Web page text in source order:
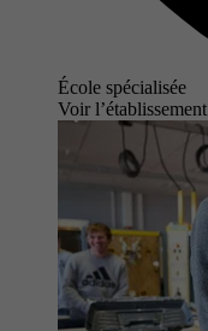
École spécialisée
Voir l’établissement